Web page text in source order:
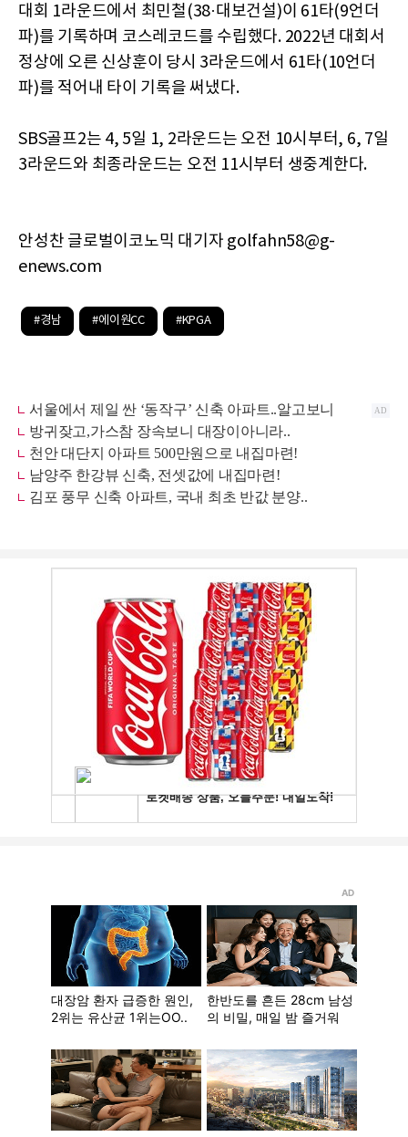
대회 1라운드에서 최민철(38·대보건설)이 61타(9언더
파)를 기록하며 코스레코드를 수립했다. 2022년 대회서
정상에 오른 신상훈이 당시 3라운드에서 61타(10언더
파)를 적어내 타이 기록을 써냈다.
SBS골프2는 4, 5일 1, 2라운드는 오전 10시부터, 6, 7일
3라운드와 최종라운드는 오전 11시부터 생중계한다.
안성찬 글로벌이코노믹 대기자 golfahn58@g-
enews.com
#경남 #에이원CC #KPGA